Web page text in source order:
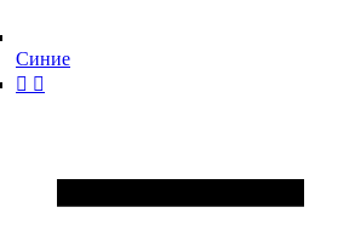
Синие
 